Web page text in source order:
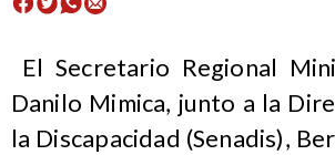
El Secretario Regional
Danilo Mimica, junto a la
la Discapacidad (Senadis),